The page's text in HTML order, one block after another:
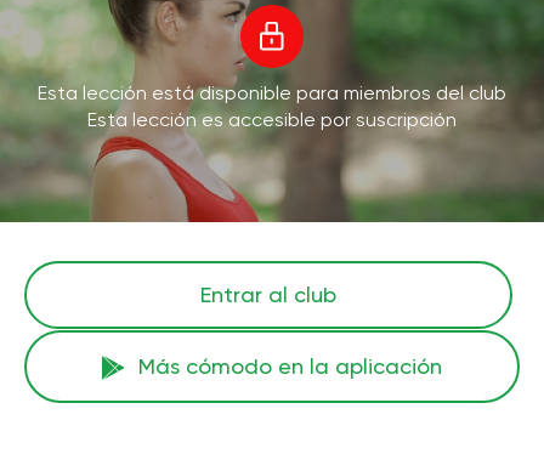
Esta lección está disponible para miembros del club
Esta lección es accesible por suscripción
Entrar al club
Más cómodo en la aplicación